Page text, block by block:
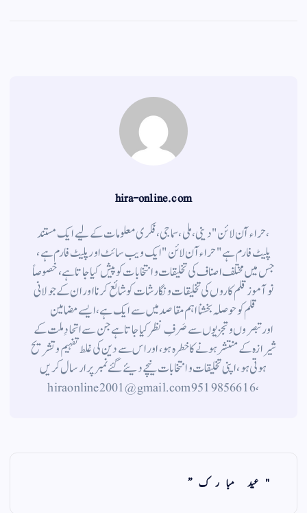
hira-online.com
،حراء آن لائن" دینی ، ملی ، سماجی ، فکری معلومات کے لیے ایک مستند
پلیٹ فارم ہے " حراء آن لائن " ایک ویب سائٹ اور پلیٹ فارم ہے ،
جس میں مختلف اصناف کی تخلیقات و انتخابات کو پیش کیا جاتا ہے ، خصوصاً
نوآموز قلم کاروں کی تخلیقات و نگارشات کو شائع کرنا اور ان کے جولانی
قلم کوحوصلہ بخشنا اہم مقاصد میں سے ایک ہے ، ایسے مضامین
اورتبصروں وتجزیوں سے صَرفِ نظر کیا جاتاہے جن سے اتحادِ ملت کے
شیرازہ کے منتشر ہونے کاخطرہ ہو ، اور اس سے دین کی غلط تفہیم وتشریح
ہوتی ہو، اپنی تخلیقات و انتخابات نیچے دیئے گئے نمبر پر ارسال کریں
، 9519856616 hiraonline2001@gmail.com
"عید مبارک”